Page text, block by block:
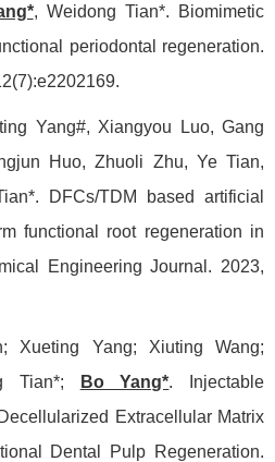
, Weidong Tian*. Biomimetic
periodontal regeneration.
Yang#, Xiangyou Luo, Gang
Huo, Zhuoli Zhu, Ye Tian,
DFCs/TDM based artificial
functional root regeneration in
Engineering Journal. 2023,
Xueting Yang; Xiuting Wang;
Tian*;
Bo Yang*. Injectable
Extracellular Matrix
Dental Pulp Regeneration.